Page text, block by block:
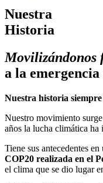
Nuestra
Historia
Movilizándonos
a la
Nuestra historia
Nuestro movimiento
años la lucha climática ha
Tiene sus antecedentes
COP20 realizada en el
el clima que se dio lugar